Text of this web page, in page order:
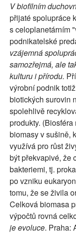
V biofilním
přijaté spolupráce
s celoplanetárním
podnikatelské
vzájemná
samozřejmá, ale
kulturu i přírodu.
výrobní podnik
biotických surovin
spolehlivě
produkty.
biomasy v sušině,
využívá pro růst
být překvapivé, že
bakteriemi, tj.
po vzniku
tomu, že se živila
Celková biomasa
výpočtů rovná
je evoluce. Praha: